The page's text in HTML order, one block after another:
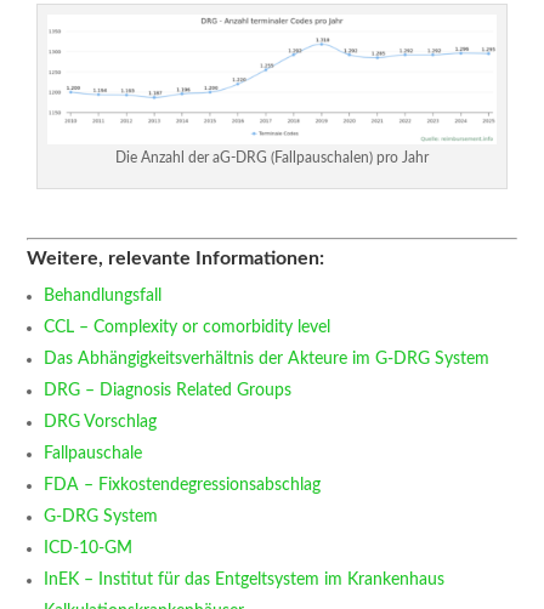
Die Anzahl der aG-DRG (Fallpauschalen) pro Jahr
Weitere, relevante Informationen:
Behandlungsfall
CCL – Complexity or comorbidity level
Das Abhängigkeitsverhältnis der Akteure im G-DRG System
DRG – Diagnosis Related Groups
DRG Vorschlag
Fallpauschale
FDA – Fixkostendegressionsabschlag
G-DRG System
ICD-10-GM
InEK – Institut für das Entgeltsystem im Krankenhaus